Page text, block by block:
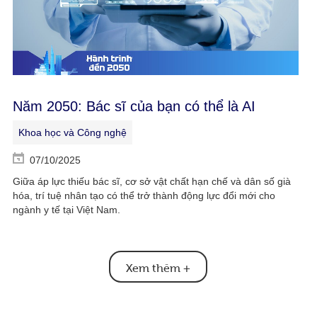
Năm 2050: Bác sĩ của bạn có thể là AI
Khoa học và Công nghệ
07/10/2025
Giữa áp lực thiếu bác sĩ, cơ sở vật chất hạn chế và dân số già
hóa, trí tuệ nhân tạo có thể trở thành động lực đổi mới cho
ngành y tế tại Việt Nam.
Xem thêm +